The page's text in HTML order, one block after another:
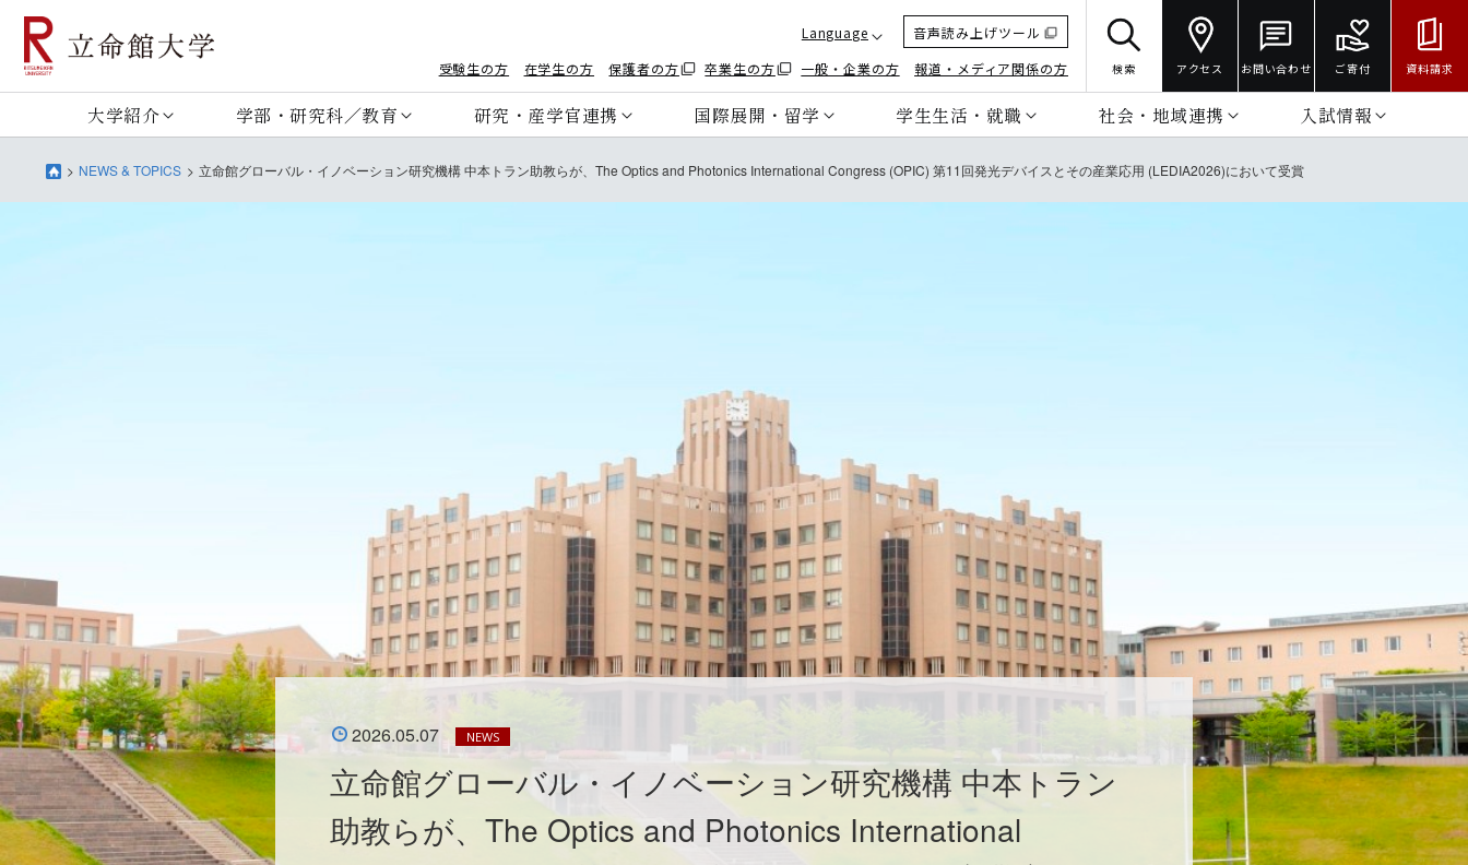
Language
音声読み上げツール
受験生の方
在学生の方 保護者の方 卒業生の方 一般・企業の方 報道・メディア関係の方 検索 アクセス お問い合わせ ご寄付 資料請求
大学紹介 学部・研究科／教育 研究・産学官連携 国際展開・留学 学生生活・就職 社会・地域連携 入試情報
NEWS & TOPICS 立命館グローバル・イノベーション研究機構 中本トラン助教らが、The Optics and Photonics International Congress (OPIC) 第11回発光デバイスとその産業応用 (LEDIA2026)において受賞
2026.05.07 NEWS
立命館グローバル・イノベーション研究機構 中本トラン
助教らが、The Optics and Photonics International